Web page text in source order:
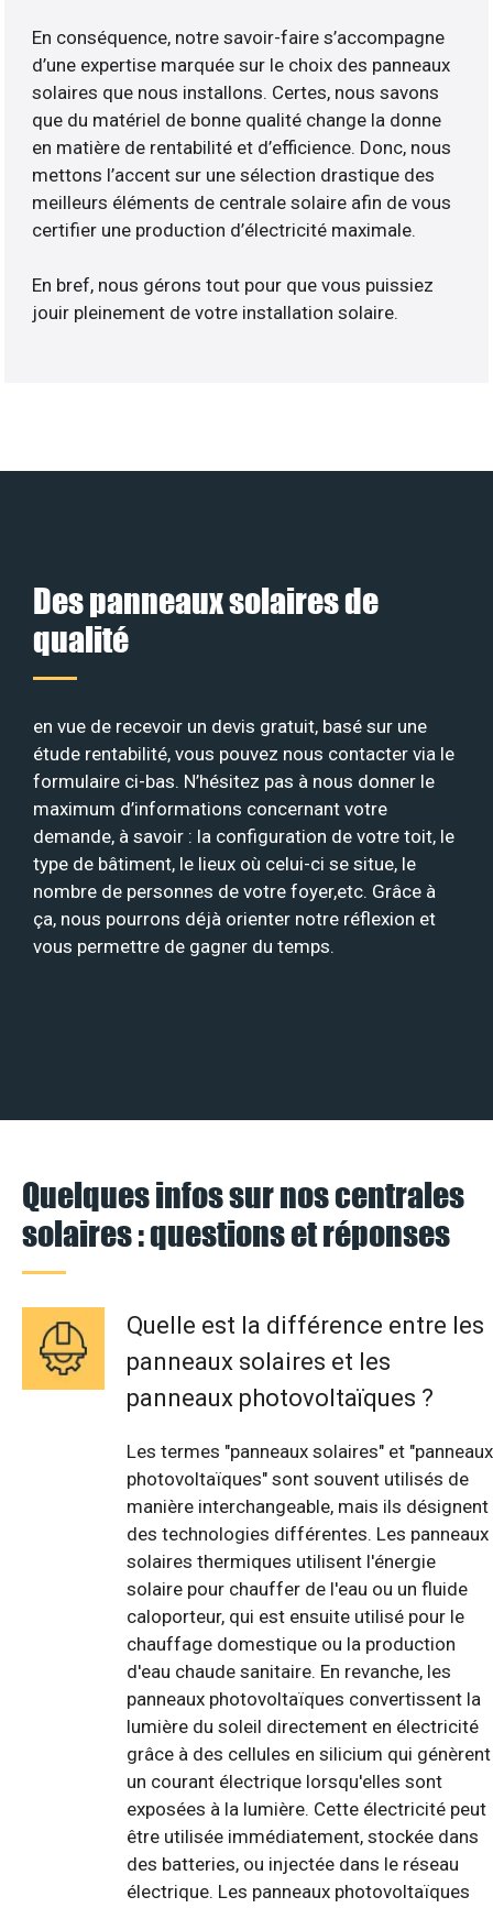
En conséquence, notre savoir-faire s’accompagne
d’une expertise marquée sur le choix des panneaux
solaires que nous installons. Certes, nous savons
que du matériel de bonne qualité change la donne
en matière de rentabilité et d’efficience. Donc, nous
mettons l’accent sur une sélection drastique des
meilleurs éléments de centrale solaire afin de vous
certifier une production d’électricité maximale.
En bref, nous gérons tout pour que vous puissiez
jouir pleinement de votre installation solaire.
Des panneaux solaires de
qualité
en vue de recevoir un devis gratuit, basé sur une
étude rentabilité, vous pouvez nous contacter via le
formulaire ci-bas. N’hésitez pas à nous donner le
maximum d’informations concernant votre
demande, à savoir : la configuration de votre toit, le
type de bâtiment, le lieux où celui-ci se situe, le
nombre de personnes de votre foyer,etc. Grâce à
ça, nous pourrons déjà orienter notre réflexion et
vous permettre de gagner du temps.
Quelques infos sur nos centrales
solaires : questions et réponses
Quelle est la différence entre les
panneaux solaires et les
panneaux photovoltaïques ?
Les termes "panneaux solaires" et "panneaux
photovoltaïques" sont souvent utilisés de
manière interchangeable, mais ils désignent
des technologies différentes. Les panneaux
solaires thermiques utilisent l'énergie
solaire pour chauffer de l'eau ou un fluide
caloporteur, qui est ensuite utilisé pour le
chauffage domestique ou la production
d'eau chaude sanitaire. En revanche, les
panneaux photovoltaïques convertissent la
lumière du soleil directement en électricité
grâce à des cellules en silicium qui génèrent
un courant électrique lorsqu'elles sont
exposées à la lumière. Cette électricité peut
être utilisée immédiatement, stockée dans
des batteries, ou injectée dans le réseau
électrique. Les panneaux photovoltaïques